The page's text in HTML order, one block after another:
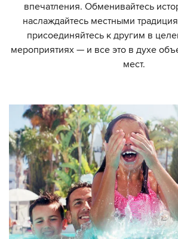
впечатления. Обменивайтесь
наслаждайтесь местными
присоединяйтесь к другим в
мероприятиях — и все это в духе
мест.